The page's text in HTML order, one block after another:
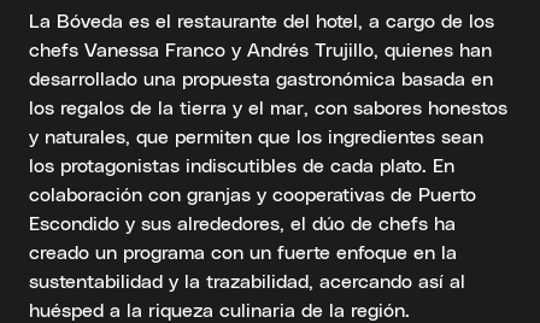
La Bóveda es el restaurante del hotel, a cargo de los
chefs Vanessa Franco y Andrés Trujillo, quienes han
desarrollado una propuesta gastronómica basada en
los regalos de la tierra y el mar, con sabores honestos
y naturales, que permiten que los ingredientes sean
los protagonistas indiscutibles de cada plato. En
colaboración con granjas y cooperativas de Puerto
Escondido y sus alrededores, el dúo de chefs ha
creado un programa con un fuerte enfoque en la
sustentabilidad y la trazabilidad, acercando así al
huésped a la riqueza culinaria de la región.